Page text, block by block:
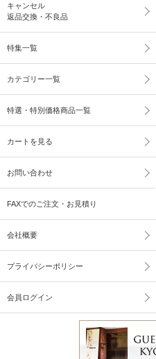
キャンセル
返品交換・不良品
特集一覧
カテゴリー一覧
特選・特別価格商品一覧
カートを見る
お問い合わせ
FAXでのご注文・お見積り
会社概要
プライバシーポリシー
会員ログイン